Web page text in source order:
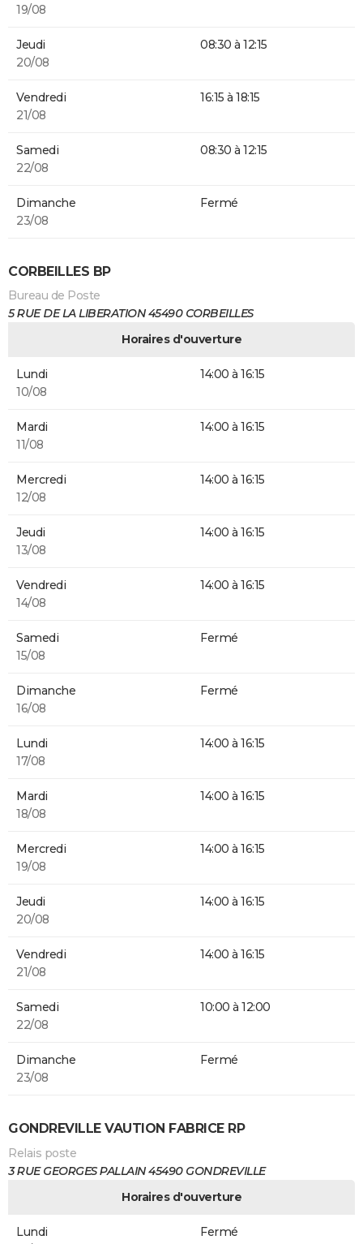
19/08
Jeudi
20/08
08:30 à 12:15
Vendredi
21/08
16:15 à 18:15
Samedi
22/08
08:30 à 12:15
Dimanche
23/08
Fermé
CORBEILLES BP
Bureau de Poste
5 RUE DE LA LIBERATION 45490 CORBEILLES
Horaires d'ouverture
Lundi
10/08
14:00 à 16:15
Mardi
11/08
14:00 à 16:15
Mercredi
12/08
14:00 à 16:15
Jeudi
13/08
14:00 à 16:15
Vendredi
14/08
14:00 à 16:15
Samedi
15/08
Fermé
Dimanche
16/08
Fermé
Lundi
17/08
14:00 à 16:15
Mardi
18/08
14:00 à 16:15
Mercredi
19/08
14:00 à 16:15
Jeudi
20/08
14:00 à 16:15
Vendredi
21/08
14:00 à 16:15
Samedi
22/08
10:00 à 12:00
Dimanche
23/08
Fermé
GONDREVILLE VAUTION FABRICE RP
Relais poste
3 RUE GEORGES PALLAIN 45490 GONDREVILLE
Horaires d'ouverture
Lundi
Fermé